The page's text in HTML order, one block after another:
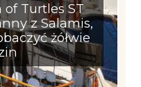
Turtles ST
z Salamis,
żółwie